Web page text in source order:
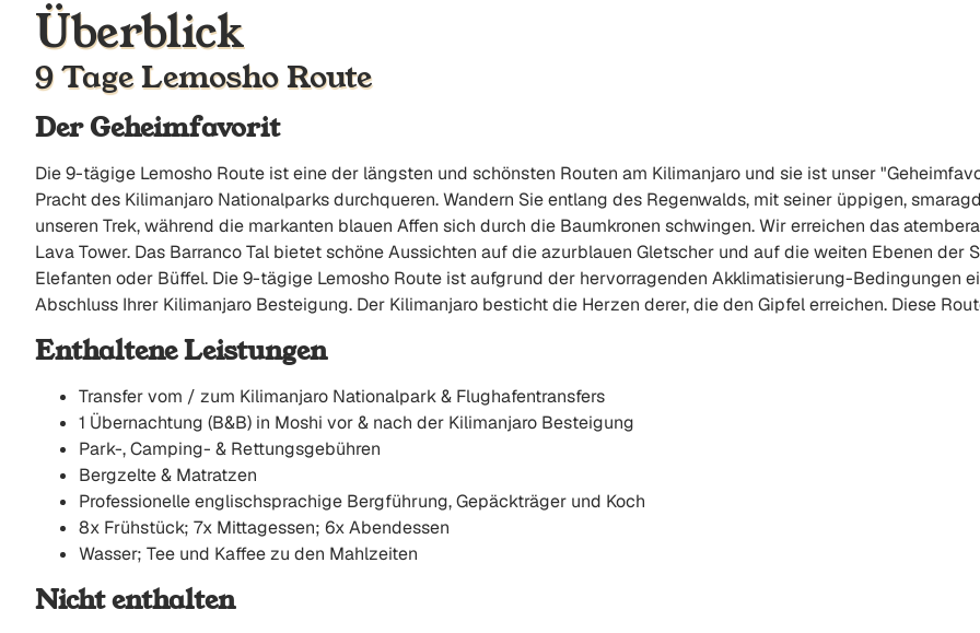
Überblick
9 Tage Lemosho Route
Der Geheimfavorit
Die 9-tägige Lemosho Route ist eine der längsten und schönsten Routen am Kilimanjaro und sie ist unser
Pracht des Kilimanjaro Nationalparks durchqueren. Wandern Sie entlang des Regenwalds, mit seiner üppigen,
unseren Trek, während die markanten blauen Affen sich durch die Baumkronen schwingen. Wir erreichen das
Lava Tower. Das Barranco Tal bietet schöne Aussichten auf die azurblauen Gletscher und auf die weiten Ebenen
Elefanten oder Büffel. Die 9-tägige Lemosho Route ist aufgrund der hervorragenden Akklimatisierung-Bedingungen
Abschluss Ihrer Kilimanjaro Besteigung. Der Kilimanjaro besticht die Herzen derer, die den Gipfel erreichen. Diese
Enthaltene Leistungen
Transfer vom / zum Kilimanjaro Nationalpark & Flughafentransfers
1 Übernachtung (B&B) in Moshi vor & nach der Kilimanjaro Besteigung
Park-, Camping- & Rettungsgebühren
Bergzelte & Matratzen
Professionelle englischsprachige Bergführung, Gepäckträger und Koch
8x Frühstück; 7x Mittagessen; 6x Abendessen
Wasser; Tee und Kaffee zu den Mahlzeiten
Nicht enthalten